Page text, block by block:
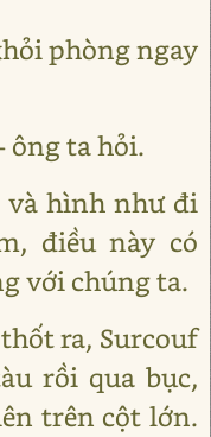
phòng ngay
ông ta hỏi.
và hình như đi
điều này có
với chúng ta.
ra, Surcouf
rồi qua bục,
trên cột lớn.